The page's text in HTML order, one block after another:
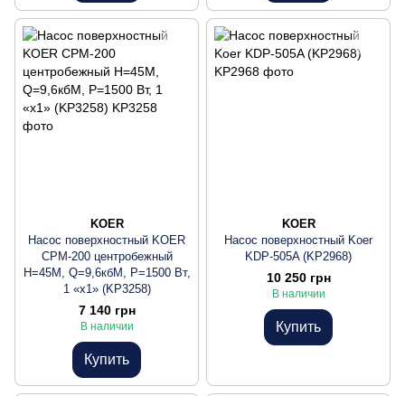
KOER
Насос поверхностный KOER
CPM-200 центробежный
Н=45М, Q=9,6кбМ, P=1500 Вт,
1 «x1» (KP3258)
7 140 грн
В наличии
Купить
KOER
Насос поверхностный Koer
KDP-505A (KP2968)
10 250 грн
В наличии
Купить